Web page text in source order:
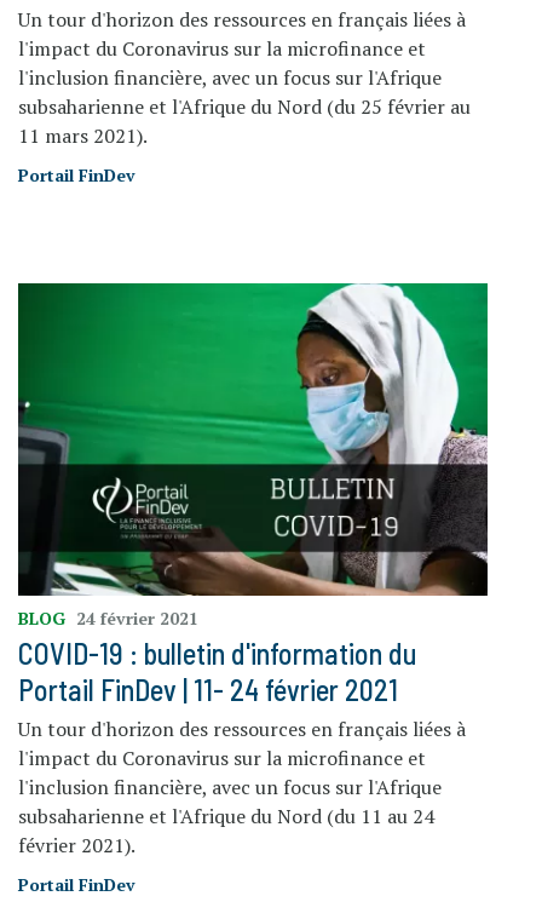
Un tour d'horizon des ressources en français liées à
l'impact du Coronavirus sur la microfinance et
l'inclusion financière, avec un focus sur l'Afrique
subsaharienne et l'Afrique du Nord (du 25 février au
11 mars 2021).
Portail FinDev
BLOG 24 février 2021
COVID-19 : bulletin d'information du
Portail FinDev | 11- 24 février 2021
Un tour d'horizon des ressources en français liées à
l'impact du Coronavirus sur la microfinance et
l'inclusion financière, avec un focus sur l'Afrique
subsaharienne et l'Afrique du Nord (du 11 au 24
février 2021).
Portail FinDev